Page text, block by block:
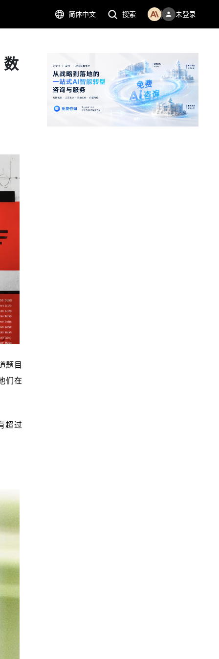
简体中文 搜索 未登录
数
题目
们在
超过